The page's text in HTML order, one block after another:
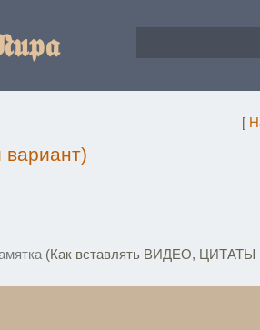
[
(Как вставлять ВИДЕО, ЦИТАТЫ